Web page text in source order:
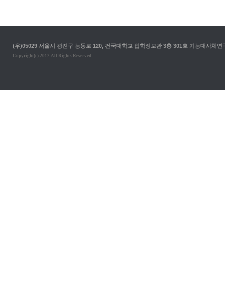
(우)05029 서울시 광진구 능동로 120, 건국대학교 입학정보관 3층 301호 기능대사
Copyright(c) 2012 All Rights Reserved.